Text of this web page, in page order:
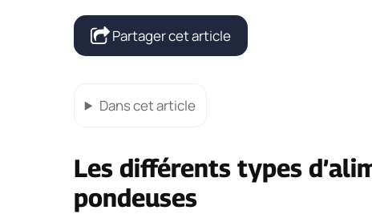
Partager cet article
Dans cet article
Les différents types
pondeuses